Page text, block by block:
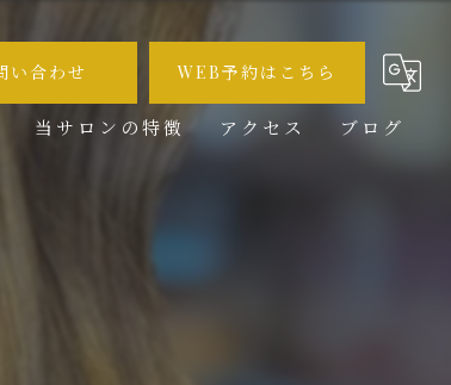
い合わせ WEB予約はこちら
当サロンの特徴 アクセス ブログ